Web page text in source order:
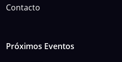
Contacto
Próximos Eventos